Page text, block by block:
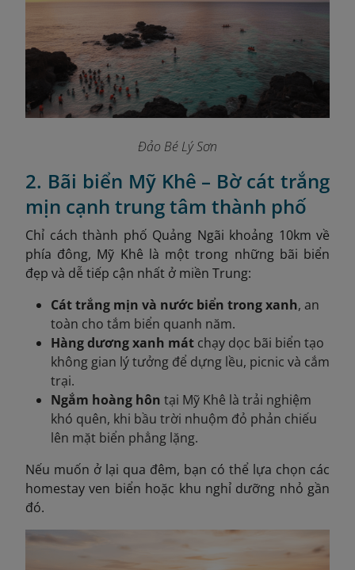
Đảo Bé Lý Sơn
2. Bãi biển Mỹ Khê – Bờ cát trắng
mịn cạnh trung tâm thành phố
Chỉ cách thành phố Quảng Ngãi khoảng 10km về
phía đông, Mỹ Khê là một trong những bãi biển
đẹp và dễ tiếp cận nhất ở miền Trung:
Cát trắng mịn và nước biển trong xanh, an
toàn cho tắm biển quanh năm.
Hàng dương xanh mát chạy dọc bãi biển tạo
không gian lý tưởng để dựng lều, picnic và cắm
trại.
Ngắm hoàng hôn tại Mỹ Khê là trải nghiệm
khó quên, khi bầu trời nhuộm đỏ phản chiếu
lên mặt biển phẳng lặng.
Nếu muốn ở lại qua đêm, bạn có thể lựa chọn các
homestay ven biển hoặc khu nghỉ dưỡng nhỏ gần
đó.